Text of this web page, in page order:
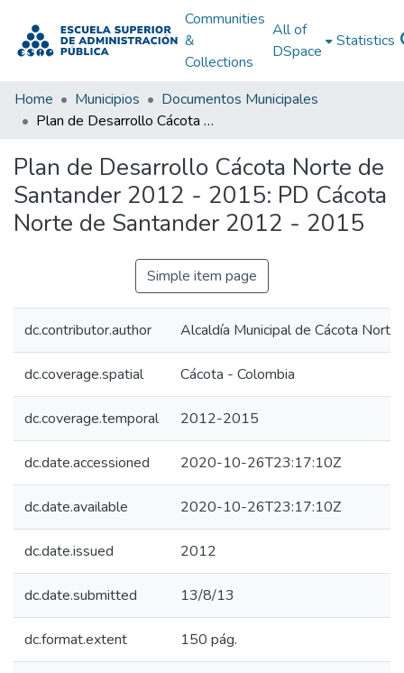
Communities
&
Collections
All of
DSpace
Statistics
Home Municipios
Documentos Municipales
Plan de Desarrollo Cácota Norte de Santander 2012 - 2015: PD Cácota Norte de Santander 2012 - 2015
Plan de Desarrollo Cácota Norte de
Santander 2012 - 2015: PD Cácota
Norte de Santander 2012 - 2015
Simple item page
dc.contributor.author Alcaldía Municipal de Cácota Norte
dc.coverage.spatial Cácota - Colombia
dc.coverage.temporal 2012-2015
dc.date.accessioned 2020-10-26T23:17:10Z
dc.date.available 2020-10-26T23:17:10Z
dc.date.issued 2012
dc.date.submitted 13/8/13
dc.format.extent 150 pág.